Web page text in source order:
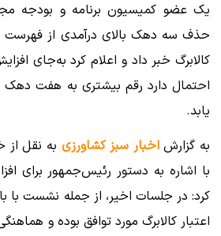
یک عضو کمیسیون برنامه و بودجه
حذف سه دهک بالای درآمدی از فهرست
احتمال دارد رقم بیشتری به هفت
یابد.
به گزارشاخبار سبز کشاورزی به نقل از
با اشاره به دستور رئیس‌جمهور برای
کرد: در جلسات اخیر، از جمله نشست با
اعتبار کالابرگ مورد توافق بوده و